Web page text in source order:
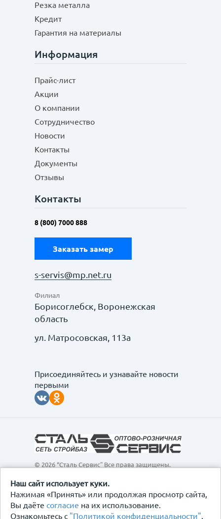
Наш сайт использует куки.
Нажимая «Принять» или продолжая просмотр сайта,
Вы даёте согласие на их использование.
Ознакомьтесь с "Политикой конфиденциальности".
Резка металла
Кредит
Гарантия на материалы
Информация
Прайс-лист
Акции
О компании
Сотрудничество
Новости
Контакты
Документы
Отзывы
Контакты
8 (800) 7000 888
Заказать замер
s-servis@mp.net.ru
Филиал
Борисоглебск, Воронежская
область
ул. Матросовская, 113а
Присоединяйтесь и узнавайте новости
первыми
© 2026 “Сталь Сервис" Все права защищены.
интернет-сайт, а также вся информация о товарах и
ценах, предоставленная на нём, носит
исключительно информационный характер и ни при
каких условиях не является публичной офертой,
определяемой положениями Статьи 437